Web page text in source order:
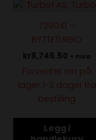
729041 –
BYTTETURBO
kr8,746.50 + mva
Forventet inn på
lager 1-3 dager fra
bestilling
Legg i